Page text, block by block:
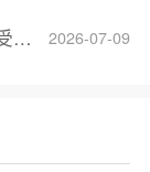
2026-07-09